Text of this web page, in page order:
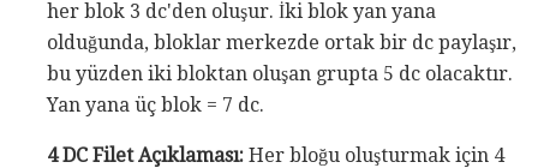
her blok 3 dc'den oluşur. İki blok yan yana
olduğunda, bloklar merkezde ortak bir dc paylaşır,
bu yüzden iki bloktan oluşan grupta 5 dc olacaktır.
Yan yana üç blok = 7 dc.
4 DC Filet Açıklaması: Her bloğu oluşturmak için 4